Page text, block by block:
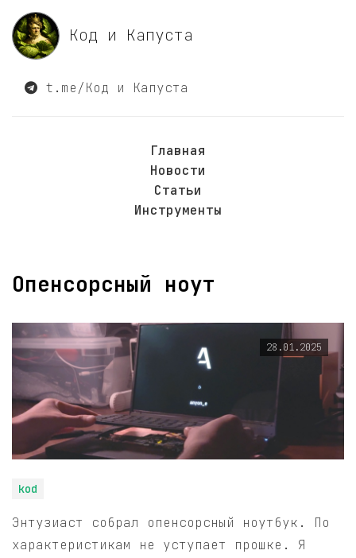
Код и Капуста
t.me/Код и Капуста
Главная
Новости
Статьи
Инструменты
Опенсорсный ноут
28.01.2025
kod
Энтузиаст собрал опенсорсный ноутбук. По
характеристикам не уступает прошке. Я